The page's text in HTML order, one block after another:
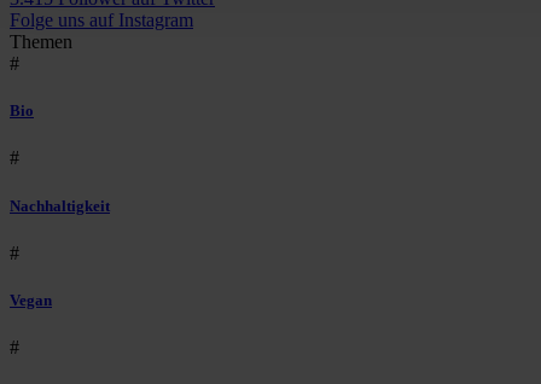
Folge uns auf Instagram
Themen
#
Bio
#
Nachhaltigkeit
#
Vegan
#